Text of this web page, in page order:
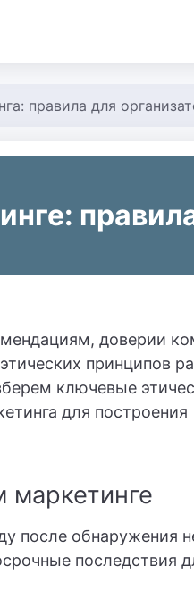
правила для
доверии
принципов
ключевые
для построения
маркетинге
после обнаружения
последствия